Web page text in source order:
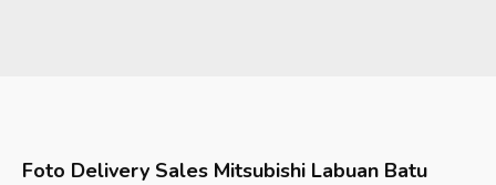
Foto Delivery Sales Mitsubishi Labuan Batu